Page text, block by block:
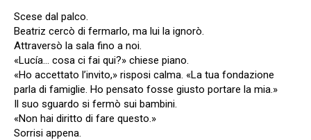
Scese dal palco.
Beatriz cercò di fermarlo, ma lui la ignorò.
Attraversò la sala fino a noi.
«Lucía… cosa ci fai qui?» chiese piano.
«Ho accettato l’invito,» risposi calma. «La tua fondazione
parla di famiglie. Ho pensato fosse giusto portare la mia.»
Il suo sguardo si fermò sui bambini.
«Non hai diritto di fare questo.»
Sorrisi appena.